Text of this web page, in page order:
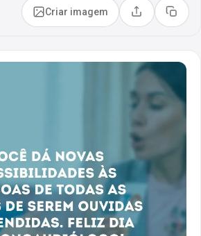
Criar imagem Compartilhar
Copiar